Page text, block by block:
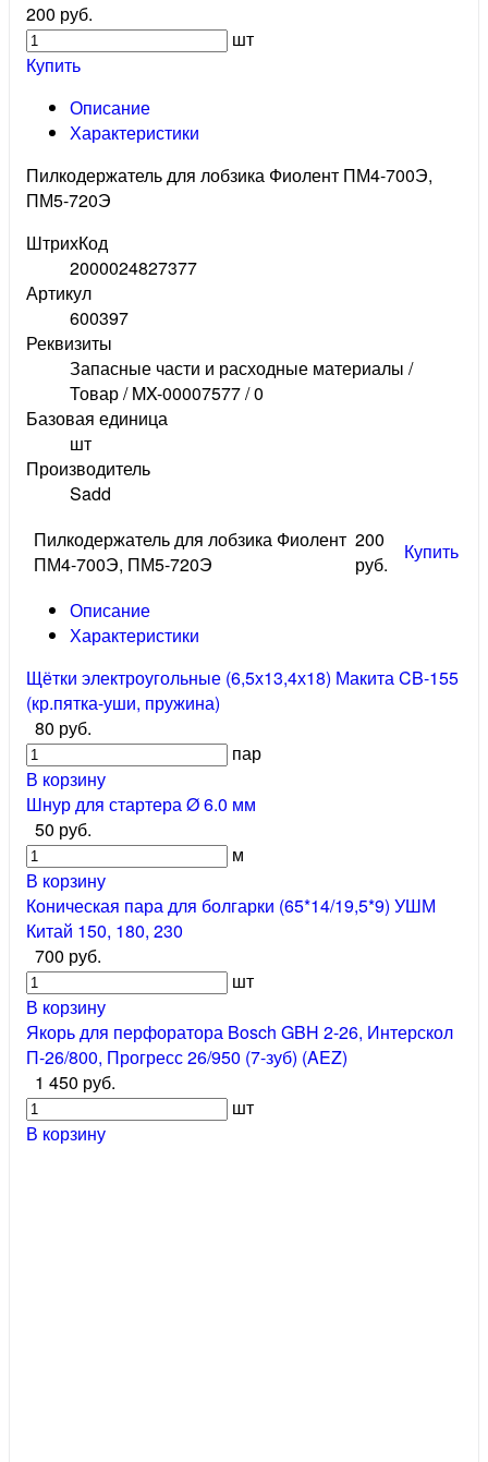
200 руб.
шт
Купить
Описание
Характеристики
Пилкодержатель для лобзика Фиолент ПМ4-700Э,
ПМ5-720Э
ШтрихКод
2000024827377
Артикул
600397
Реквизиты
Запасные части и расходные материалы /
Товар / MX-00007577 / 0
Базовая единица
шт
Производитель
Sadd
Пилкодержатель для лобзика Фиолент
ПМ4-700Э, ПМ5-720Э
200
руб.
Купить
Описание
Характеристики
Щётки электроугольные (6,5х13,4х18) Макита CB-155
(кр.пятка-уши, пружина)
80 руб.
пар
В корзину
Шнур для стартера Ø 6.0 мм
50 руб.
м
В корзину
Коническая пара для болгарки (65*14/19,5*9) УШМ
Китай 150, 180, 230
700 руб.
шт
В корзину
Якорь для перфоратора Bosch GBH 2-26, Интерскол
П-26/800, Прогресс 26/950 (7-зуб) (AEZ)
1 450 руб.
шт
В корзину